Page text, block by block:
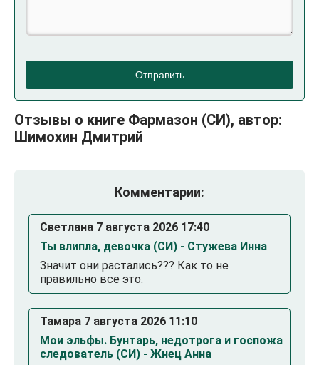
Отправить
Отзывы о книге Фармазон (СИ), автор:
Шимохин Дмитрий
Комментарии:
Светлана 7 августа 2026 17:40
Ты влипла, девочка (СИ) - Стужева Инна
Значит они растались??? Как то не
правильно все это.
Тамара 7 августа 2026 11:10
Мои эльфы. Бунтарь, недотрога и госпожа
следователь (СИ) - Жнец Анна